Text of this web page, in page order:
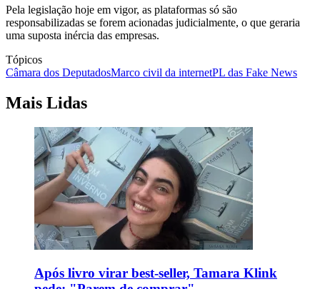
Pela legislação hoje em vigor, as plataformas só são
responsabilizadas se forem acionadas judicialmente, o que geraria
uma suposta inércia das empresas.
Tópicos
Câmara dos DeputadosMarco civil da internetPL das Fake News
Mais Lidas
Após livro virar best-seller, Tamara Klink